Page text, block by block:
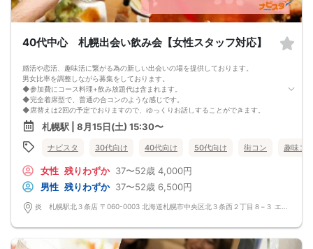
◆ご予約の操作と同時に上述の注意事項に同意したものと致します。
コース料理
◆紅白えびせん
◆枝豆
◆自家製鍋つくね、讃岐うどん
◆大根サラダ
◆フライドポテト
◆名物！生つくね串
◆こだわりの塩ザンギ
◆〆の雑炊
◆本日のデザート
飲み放題
生ビール、サワー、ソフトドリンクなど
40代中心 札幌出会い飲み会【女性スタッフ対応】
婚活や恋活、趣味活に繋がる為の新しい出会いの場を提供しております。
男女比率を調整しながら募集をしております。
◆参加費にコース料理+飲み放題代は含まれます。
◆完全着席型で、普通の合コンのような感じです。
◆席替えは2回の予定でおりますので、ゆっくりお話しすることができます。
少人数開催の場合席替えがない場合もございます。
◆スタートから終わりまで、スタッフも同行しますので、一人参加の方や初参加
の方も安心だと思います。
◆カップリング・プロフィールカードの記入はございません。
換しておいてください。
最大人数・最少人数について
◆最少開催人数 男性2名・女性2名になります。
◆最大募集人数 男性10名・女性10名になります。
※但し、企画により変動する場合がございます。
集まり方は運営側も予測できない部分はございます。
札幌駅 | 8月15日(土) 15:30〜
ナビスタ 30代向け 40代向け 50代向け 街コン 趣味コ
女性 残りわずか 37〜52歳 4,000円
男性 残りわずか 37〜52歳 6,500円